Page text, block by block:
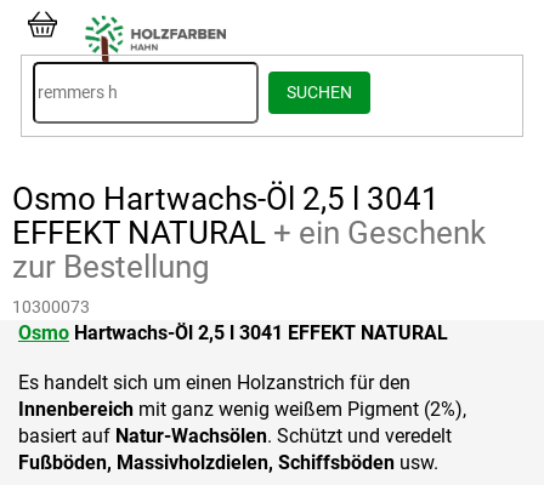
Inhalt
springen
SUCHEN
WARENKORB
Osmo Hartwachs-Öl 2,5 l 3041
EFFEKT NATURAL + ein Geschenk
zur Bestellung
10300073
Osmo Hartwachs-Öl 2,5 l 3041 EFFEKT NATURAL
Es handelt sich um einen Holzanstrich für den
Innenbereich mit ganz wenig weißem Pigment (2%),
basiert auf Natur-Wachsölen. Schützt und veredelt
Fußböden, Massivholzdielen, Schiffsböden usw.